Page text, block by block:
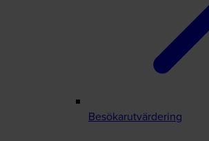
Besökarutvärdering